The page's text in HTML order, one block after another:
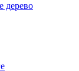
дерево